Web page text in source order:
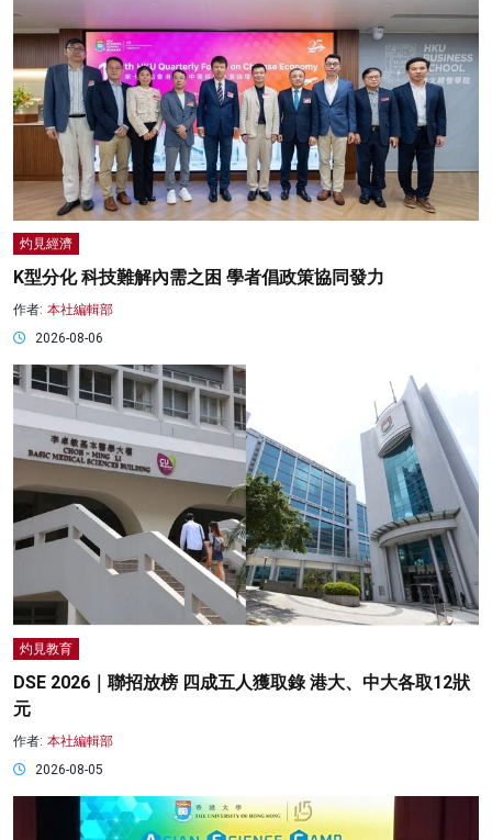
灼見經濟
K型分化 科技難解內需之困 學者倡政策協同發力
作者: 本社編輯部
2026-08-06
灼見教育
DSE 2026｜聯招放榜 四成五人獲取錄 港大、中大各取12狀
元
作者: 本社編輯部
2026-08-05